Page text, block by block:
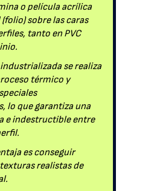
o película acrílica
sobre las caras
tanto en PVC
se realiza
térmico y
lo que garantiza una
e indestructible entre
es conseguir
realistas de